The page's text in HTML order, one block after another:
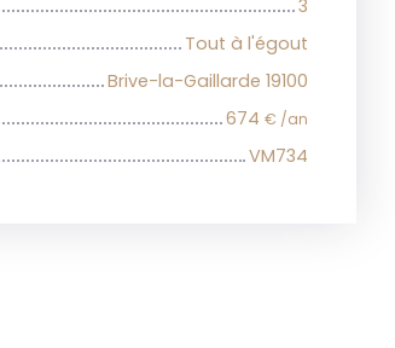
3
Tout à l'égout
Brive-la-Gaillarde 19100
674 € /an
VM734